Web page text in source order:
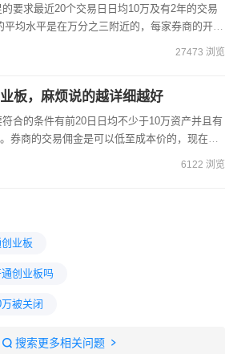
平均水平是在万分之三附近的，每家券商的开户
定的标准，想要低佣金需要我们在开...
27473 浏览
板，麻烦说的越详细越好
券商的交易佣金是可以低至成本价的，现在各
的，想要低佣金开户需要提前预约线...
6122 浏览
业板
创业板吗
被关闭
万要求一年内
搜索更多相关问题